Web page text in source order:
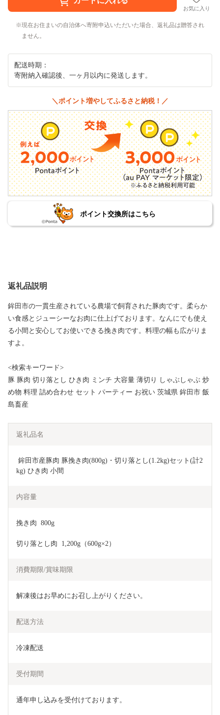
お気に入り
現在お住まいの自治体へ寄附申込いただいた場合、返礼品は贈答され
ません。
配送時期：
寄附納入確認後、一ヶ月以内に発送します。
＼ポイント増やしてふるさと納税！／
ポイント交換所はこちら
返礼品説明
鉾田市の一貫生産されている農場で飼育された豚肉です。柔らか
い食感とジューシーなお肉に仕上げております。なんにでも使え
る小間と安心してお使いできる挽き肉です。料理の幅も広がりま
すよ。
<検索キーワード>
豚 豚肉 切り落とし ひき肉 ミンチ 大容量 薄切り しゃぶしゃぶ 炒
め物 料理 詰め合わせ セット パーティー お祝い 茨城県 鉾田市 飯
島畜産
返礼品名
kg) ひき肉 小間
内容量
挽き肉  800g
切り落とし肉  1,200g（600g×2）
消費期限/賞味期限
解凍後はお早めにお召し上がりください。
配送方法
冷凍配送
受付期間
通年申し込みを受付けております。